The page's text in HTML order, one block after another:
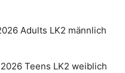
Adults LK2 männlich
2026 Teens LK2 weiblich